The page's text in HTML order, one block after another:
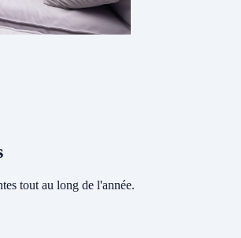
tout au long de l'année.